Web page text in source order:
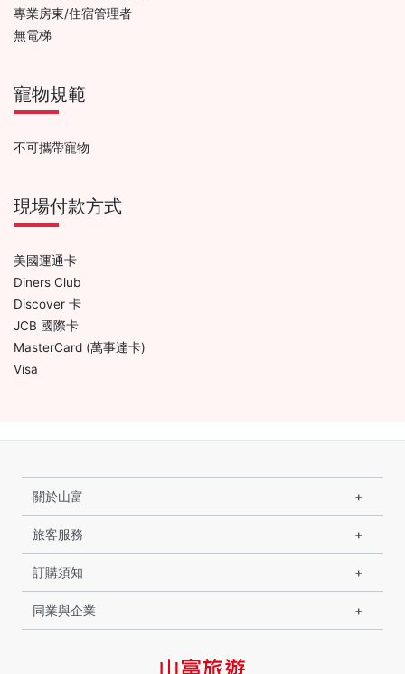
專業房東/住宿管理者
無電梯
寵物規範
不可攜帶寵物
現場付款方式
美國運通卡
Diners Club
Discover 卡
JCB 國際卡
MasterCard (萬事達卡)
Visa
關於山富
旅客服務
訂購須知
同業與企業